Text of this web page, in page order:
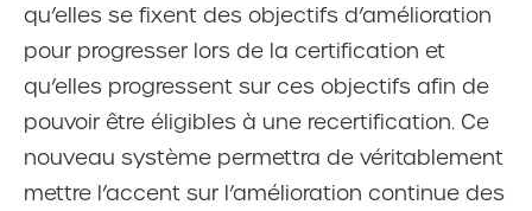
qu’elles se fixent des objectifs d’amélioration
pour progresser lors de la certification et
qu’elles progressent sur ces objectifs afin de
pouvoir être éligibles à une recertification. Ce
nouveau système permettra de véritablement
mettre l’accent sur l’amélioration continue des